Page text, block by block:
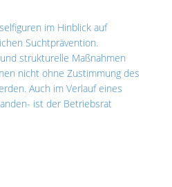
im Hinblick auf
Suchtprävention.
strukturelle Maßnahmen
nicht ohne Zustimmung des
Auch im Verlauf eines
ist der Betriebsrat